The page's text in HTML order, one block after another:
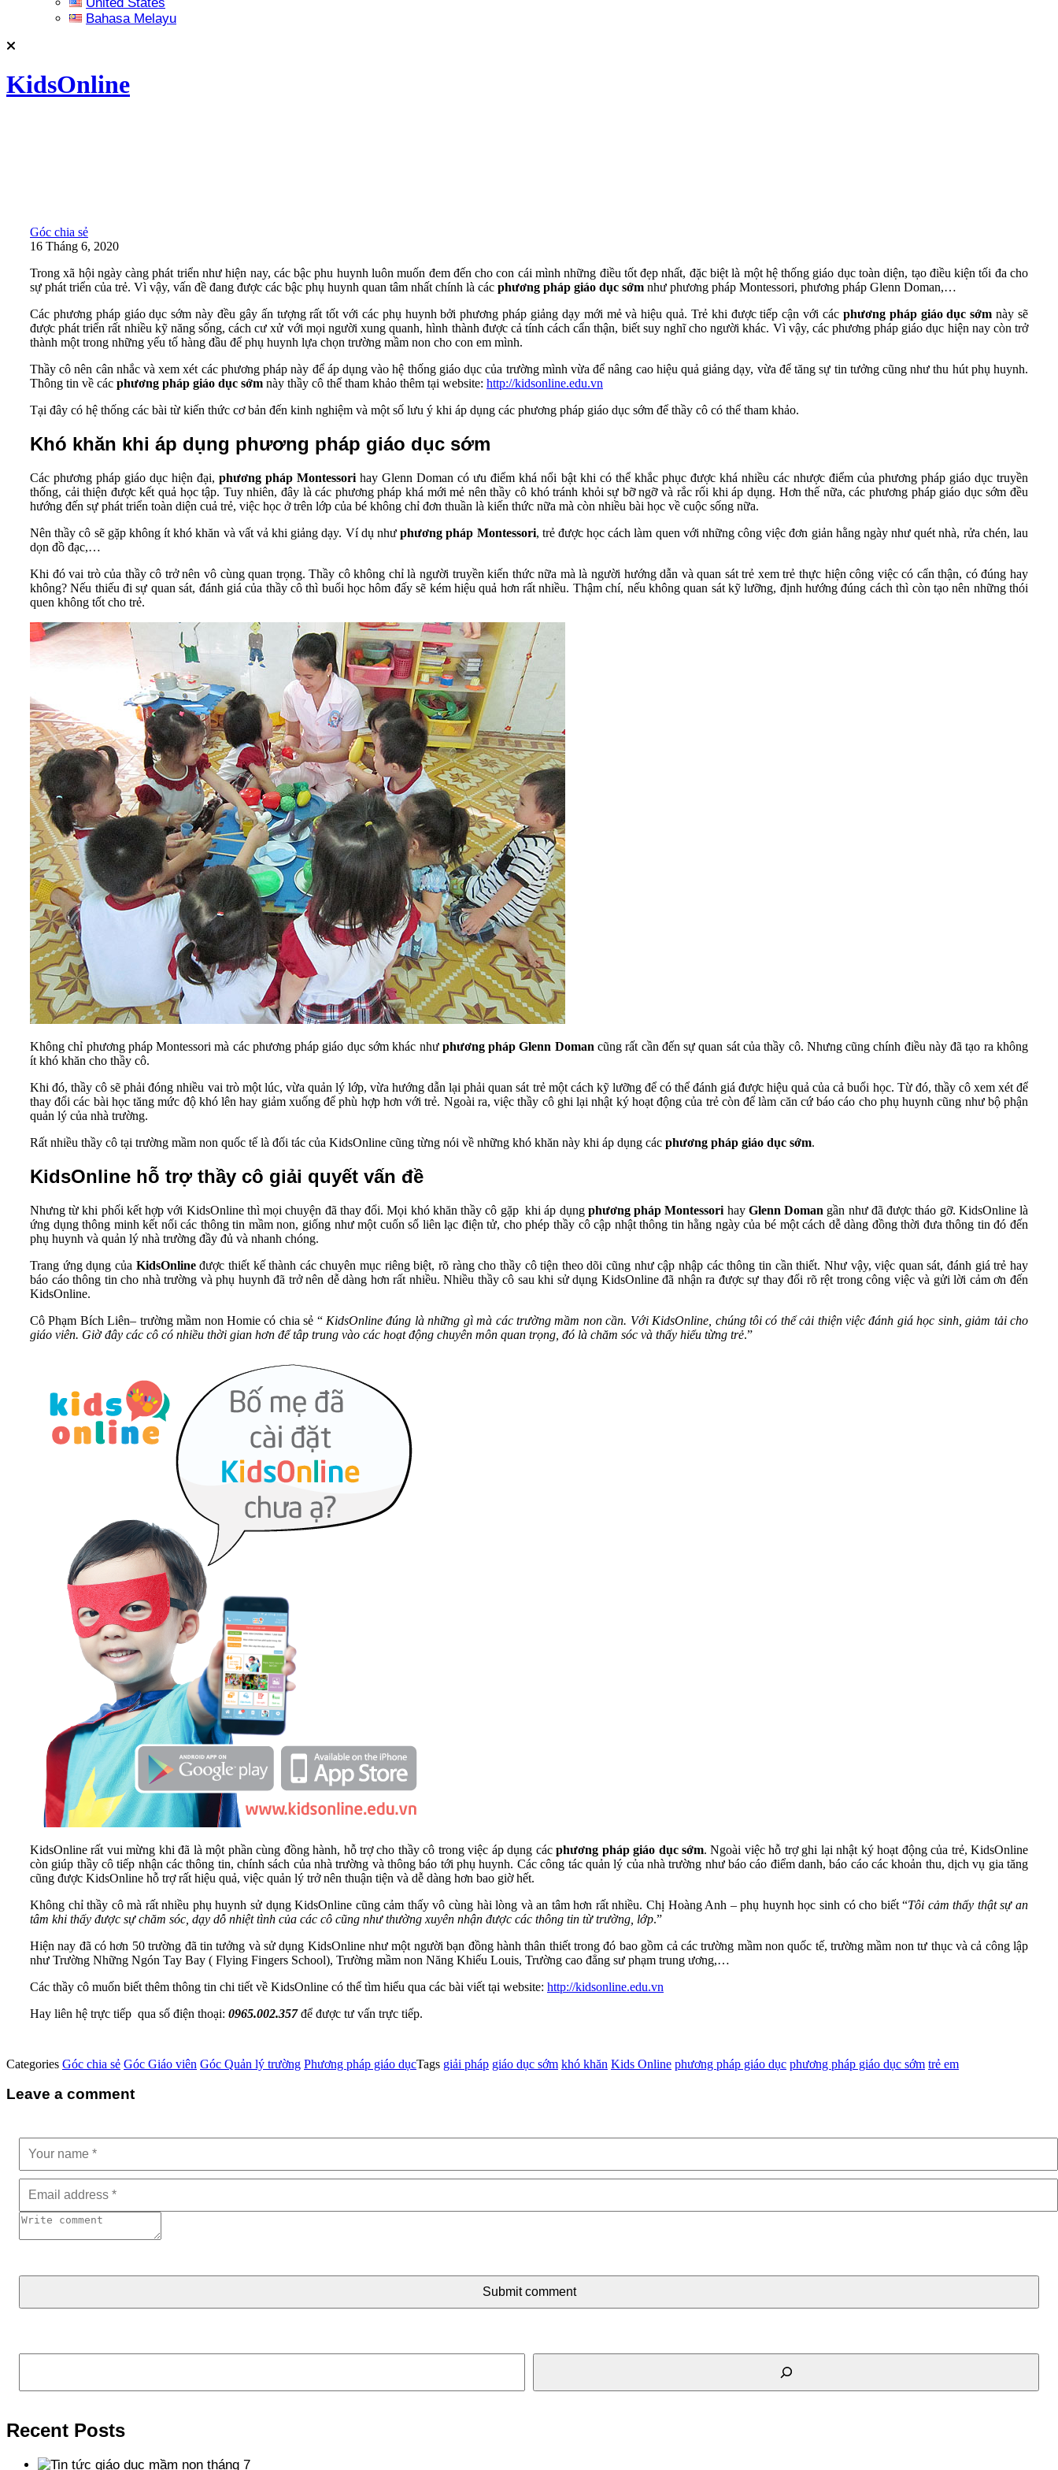
Bahasa Melayu
KidsOnline
Góc chia sẻ
16 Tháng 6, 2020
Trong xã hội ngày càng phát triển như hiện nay, các bậc phu huynh luôn muốn đem đến cho con cái mình những điều tốt đẹp nhất, đặc biệt là một hệ thống giáo dục toàn diện, tạo điều kiện tối đa cho
sự phát triển của trẻ. Vì vậy, vấn đề đang được các bậc phụ huynh quan tâm nhất chính là các phương pháp giáo dục sớm như phương pháp Montessori, phương pháp Glenn Doman,…
Các phương pháp giáo dục sớm này đều gây ấn tượng rất tốt với các phụ huynh bởi phương pháp giảng dạy mới mẻ và hiệu quả. Trẻ khi được tiếp cận với các phương pháp giáo dục sớm này sẽ
được phát triển rất nhiều kỹ năng sống, cách cư xử với mọi người xung quanh, hình thành được cả tính cách cẩn thận, biết suy nghĩ cho người khác. Vì vậy, các phương pháp giáo dục hiện nay còn trở
thành một trong những yếu tố hàng đầu để phụ huynh lựa chọn trường mầm non cho con em mình.
Thầy cô nên cân nhắc và xem xét các phương pháp này để áp dụng vào hệ thống giáo dục của trường mình vừa để nâng cao hiệu quả giảng dạy, vừa để tăng sự tin tưởng cũng như thu hút phụ huynh.
Thông tin về các phương pháp giáo dục sớm này thầy cô thể tham khảo thêm tại website: http://kidsonline.edu.vn
Tại đây có hệ thống các bài từ kiến thức cơ bản đến kinh nghiệm và một số lưu ý khi áp dụng các phương pháp giáo dục sớm để thầy cô có thể tham khảo.
Khó khăn khi áp dụng phương pháp giáo dục sớm
Các phương pháp giáo dục hiện đại,phương pháp Montessori hay Glenn Doman có ưu điểm khá nổi bật khi có thể khắc phục được khá nhiều các nhược điểm của phương pháp giáo dục truyền
thống, cải thiện được kết quả học tập. Tuy nhiên, đây là các phương pháp khá mới mẻ nên thầy cô khó tránh khỏi sự bỡ ngỡ và rắc rối khi áp dụng. Hơn thế nữa, các phương pháp giáo dục sớm đều
hướng đến sự phát triển toàn diện cuả trẻ, việc học ở trên lớp của bé không chỉ đơn thuần là kiến thức nữa mà còn nhiều bài học về cuộc sống nữa.
Nên thầy cô sẽ gặp không ít khó khăn và vất vả khi giảng dạy. Ví dụ nhưphương pháp Montessori, trẻ được học cách làm quen với những công việc đơn giản hằng ngày như quét nhà, rửa chén, lau
dọn đồ đạc,…
Khi đó vai trò của thầy cô trở nên vô cùng quan trọng. Thầy cô không chỉ là người truyền kiến thức nữa mà là người hướng dẫn và quan sát trẻ xem trẻ thực hiện công việc có cẩn thận, có đúng hay
không? Nếu thiếu đi sự quan sát, đánh giá của thầy cô thì buổi học hôm đấy sẽ kém hiệu quả hơn rất nhiều. Thậm chí, nếu không quan sát kỹ lưỡng, định hướng đúng cách thì còn tạo nên những thói
quen không tốt cho trẻ.
Không chỉ phương pháp Montessori mà các phương pháp giáo dục sớm khác như phương pháp Glenn Doman cũng rất cần đến sự quan sát của thầy cô. Nhưng cũng chính điều này đã tạo ra không
ít khó khăn cho thầy cô.
Khi đó, thầy cô sẽ phải đóng nhiều vai trò một lúc, vừa quản lý lớp, vừa hướng dẫn lại phải quan sát trẻ một cách kỹ lưỡng để có thể đánh giá được hiệu quả của cả buổi học. Từ đó, thầy cô xem xét để
thay đổi các bài học tăng mức độ khó lên hay giảm xuống để phù hợp hơn với trẻ. Ngoài ra, việc thầy cô ghi lại nhật ký hoạt động của trẻ còn để làm căn cứ báo cáo cho phụ huynh cũng như bộ phận
quản lý của nhà trường.
Rất nhiều thầy cô tại trường mầm non quốc tế là đối tác của KidsOnline cũng từng nói về những khó khăn này khi áp dụng các phương pháp giáo dục sớm.
KidsOnline hỗ trợ thầy cô giải quyết vấn đề
Nhưng từ khi phối kết hợp với KidsOnline thì mọi chuyện đã thay đổi. Mọi khó khăn thầy cô gặp khi áp dụng phương pháp Montessori hay Glenn Doman gần như đã được tháo gỡ. KidsOnline là
ứng dụng thông minh kết nối các thông tin mầm non, giống như một cuốn sổ liên lạc điện tử, cho phép thầy cô cập nhật thông tin hằng ngày của bé một cách dễ dàng đồng thời đưa thông tin đó đến
phụ huynh và quản lý nhà trường đầy đủ và nhanh chóng.
Trang ứng dụng của KidsOnlineđược thiết kế thành các chuyên mục riêng biệt, rõ ràng cho thầy cô tiện theo dõi cũng như cập nhập các thông tin cần thiết. Như vậy, việc quan sát, đánh giá trẻ hay
báo cáo thông tin cho nhà trường và phụ huynh đã trở nên dễ dàng hơn rất nhiều. Nhiều thầy cô sau khi sử dụng KidsOnline đã nhận ra được sự thay đổi rõ rệt trong công việc và gửi lời cảm ơn đến
KidsOnline.
Cô Phạm Bích Liên– trường mầm non Homie có chia sẻ “ KidsOnline đúng là những gì mà các trường mầm non cần. Với KidsOnline, chúng tôi có thể cải thiện việc đánh giá học sinh, giảm tải cho
giáo viên. Giờ đây các cô có nhiều thời gian hơn để tâp trung vào các hoạt động chuyên môn quan trọng, đó là chăm sóc và thấy hiểu từng trẻ.”
KidsOnline rất vui mừng khi đã là một phần cùng đồng hành, hỗ trợ cho thầy cô trong việc áp dụng cácphương pháp giáo dục sớm. Ngoài việc hỗ trợ ghi lại nhật ký hoạt động của trẻ, KidsOnline
còn giúp thầy cô tiếp nhận các thông tin, chính sách của nhà trường và thông báo tới phụ huynh. Các công tác quản lý của nhà trường như báo cáo điểm danh, báo cáo các khoản thu, dịch vụ gia tăng
cũng được KidsOnline hỗ trợ rất hiệu quả, việc quản lý trở nên thuận tiện và dễ dàng hơn bao giờ hết.
Không chỉ thầy cô mà rất nhiều phụ huynh sử dụng KidsOnline cũng cảm thấy vô cùng hài lòng và an tâm hơn rất nhiều. Chị Hoàng Anh – phụ huynh học sinh có cho biết “Tôi cảm thấy thật sự an
tâm khi thấy được sự chăm sóc, dạy dỗ nhiệt tình của các cô cũng như thường xuyên nhận được các thông tin từ trường, lớp.”
Hiện nay đã có hơn 50 trường đã tin tưởng và sử dụng KidsOnline như một người bạn đồng hành thân thiết trong đó bao gồm cả các trường mầm non quốc tế, trường mầm non tư thục và cả công lập
như Trường Những Ngón Tay Bay ( Flying Fingers School), Trường mầm non Năng Khiếu Louis, Trường cao đẳng sư phạm trung ương,…
Các thầy cô muốn biết thêm thông tin chi tiết về KidsOnline có thể tìm hiểu qua các bài viết tại website: http://kidsonline.edu.vn
Hay liên hệ trực tiếp qua số điện thoại: 0965.002.357 để được tư vấn trực tiếp.
Categories Góc chia sẻ Góc Giáo viên Góc Quản lý trường Phương pháp giáo dụcTags giải pháp giáo dục sớm khó khăn Kids Online phương pháp giáo dục phương pháp giáo dục sớm trẻ em
Leave a comment
Submit comment
Tìm kiếm
Recent Posts